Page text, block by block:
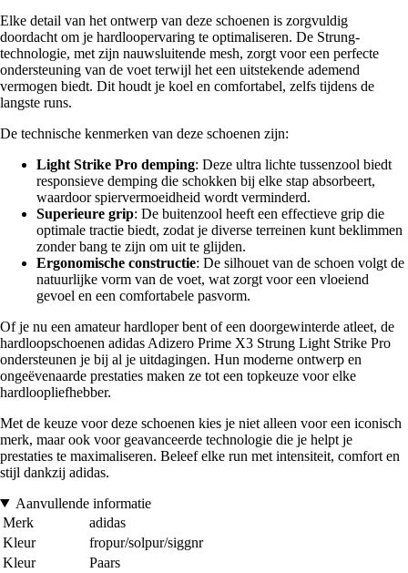
Elke detail van het ontwerp van deze schoenen is zorgvuldig
doordacht om je hardloopervaring te optimaliseren. De Strung-
technologie, met zijn nauwsluitende mesh, zorgt voor een perfecte
ondersteuning van de voet terwijl het een uitstekende ademend
vermogen biedt. Dit houdt je koel en comfortabel, zelfs tijdens de
langste runs.
De technische kenmerken van deze schoenen zijn:
Light Strike Pro demping: Deze ultra lichte tussenzool biedt
responsieve demping die schokken bij elke stap absorbeert,
waardoor spiervermoeidheid wordt verminderd.
Superieure grip: De buitenzool heeft een effectieve grip die
optimale tractie biedt, zodat je diverse terreinen kunt beklimmen
zonder bang te zijn om uit te glijden.
Ergonomische constructie: De silhouet van de schoen volgt de
natuurlijke vorm van de voet, wat zorgt voor een vloeiend
gevoel en een comfortabele pasvorm.
Of je nu een amateur hardloper bent of een doorgewinterde atleet, de
hardloopschoenen adidas Adizero Prime X3 Strung Light Strike Pro
ondersteunen je bij al je uitdagingen. Hun moderne ontwerp en
ongeëvenaarde prestaties maken ze tot een topkeuze voor elke
hardloopliefhebber.
Met de keuze voor deze schoenen kies je niet alleen voor een iconisch
merk, maar ook voor geavanceerde technologie die je helpt je
prestaties te maximaliseren. Beleef elke run met intensiteit, comfort en
stijl dankzij adidas.
Aanvullende informatie
Merk
adidas
Kleur
fropur/solpur/siggnr
Kleur
Paars